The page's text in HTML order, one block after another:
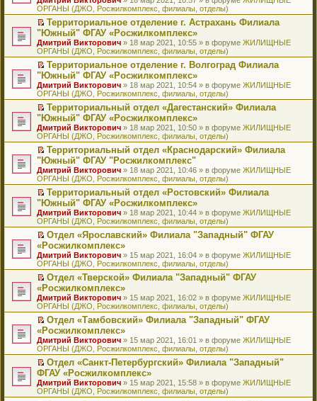
ю
б
щ
е
н
и
ю
м
у
с
о
о
б
щ
е
н
и
ю
т
а
н
н
о
м
у
с
о
о
б
щ
е
н
и
ю
п
р
о
ч
и
т
а
н
н
о
м
у
с
о
о
б
щ
е
н
и
ю
о
м
у
н
е
п
р
о
ч
и
т
а
н
н
о
м
у
с
о
о
б
щ
е
н
и
ю
к
п
е
р
в
о
м
у
н
е
п
р
о
ч
и
т
а
н
н
о
м
у
с
о
о
б
щ
е
н
ю
р
е
й
т
и
к
п
е
р
в
о
м
у
н
е
п
р
о
ч
и
т
а
н
н
о
м
у
с
о
б
щ
е
н
ю
ОРГАНЫ (ДЖО, Росжилкомплекс, филиалы, отделы)
П
е
р
е
й
т
и
к
п
е
р
в
о
м
у
н
е
п
р
о
ч
и
т
а
н
н
м
у
с
о
б
щ
е
н
ю
Территориальное отделение г. Астрахань Филиала
"Южный" ФГАУ «Росжилкомплекс»
Дмитрий Викторович » 18 мар 2021, 10:55 » в форуме ЖИЛИЩНЫЕ
ОРГАНЫ (ДЖО, Росжилкомплекс, филиалы, отделы)
П
е
р
е
й
т
и
к
п
е
р
в
о
м
у
н
е
п
р
о
ч
т
а
н
н
м
у
с
о
б
щ
е
н
и
ю
Территориальное отделение г. Волгоград Филиала
"Южный" ФГАУ «Росжилкомплекс»
Дмитрий Викторович » 18 мар 2021, 10:54 » в форуме ЖИЛИЩНЫЕ
ОРГАНЫ (ДЖО, Росжилкомплекс, филиалы, отделы)
П
е
р
е
й
т
и
к
п
е
р
в
о
м
у
н
п
р
о
ч
т
а
н
н
м
у
с
о
о
б
щ
Территориальный отдел «Дагестанский» Филиала
"Южный" ФГАУ «Росжилкомплекс»
Дмитрий Викторович » 18 мар 2021, 10:50 » в форуме ЖИЛИЩНЫЕ
ОРГАНЫ (ДЖО, Росжилкомплекс, филиалы, отделы)
П
е
р
е
й
т
и
к
п
е
р
о
м
у
н
п
р
о
ч
т
а
н
н
о
м
у
Территориальный отдел «Краснодарский» Филиала
"Южный" ФГАУ "Росжилкомплекс"
Дмитрий Викторович » 18 мар 2021, 10:46 » в форуме ЖИЛИЩНЫЕ
ОРГАНЫ (ДЖО, Росжилкомплекс, филиалы, отделы)
П
е
р
е
й
т
к
п
е
р
о
м
у
н
п
р
о
ч
и
т
а
Территориальный отдел «Ростовский» Филиала
"Южный" ФГАУ «Росжилкомплекс»
Дмитрий Викторович » 18 мар 2021, 10:44 » в форуме ЖИЛИЩНЫЕ
ОРГАНЫ (ДЖО, Росжилкомплекс, филиалы, отделы)
П
р
е
й
т
к
п
е
р
о
м
у
н
е
п
р
Отдел «Ярославский» Филиала "Западный" ФГАУ
«Росжилкомплекс»
Дмитрий Викторович » 15 мар 2021, 16:04 » в форуме ЖИЛИЩНЫЕ
ОРГАНЫ (ДЖО, Росжилкомплекс, филиалы, отделы)
П
р
е
й
т
к
п
е
р
в
о
м
Отдел «Тверской» Филиала "Западный" ФГАУ
«Росжилкомплекс»
Дмитрий Викторович » 15 мар 2021, 16:02 » в форуме ЖИЛИЩНЫЕ
ОРГАНЫ (ДЖО, Росжилкомплекс, филиалы, отделы)
П
р
е
й
т
и
к
п
Отдел «Тамбовский» Филиала "Западный" ФГАУ
«Росжилкомплекс»
Дмитрий Викторович » 15 мар 2021, 16:01 » в форуме ЖИЛИЩНЫЕ
ОРГАНЫ (ДЖО, Росжилкомплекс, филиалы, отделы)
П
е
р
е
Отдел «Санкт-Петербургский» Филиала "Западный"
ФГАУ «Росжилкомплекс»
Дмитрий Викторович » 15 мар 2021, 15:58 » в форуме ЖИЛИЩНЫЕ
ОРГАНЫ (ДЖО, Росжилкомплекс, филиалы, отделы)